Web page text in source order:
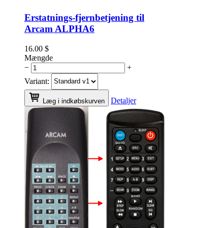
Erstatnings-fjernbetjening til
Arcam ALPHA6
16.00 $
Mængde
−
+
Variant:
Læg i indkøbskurven Detaljer